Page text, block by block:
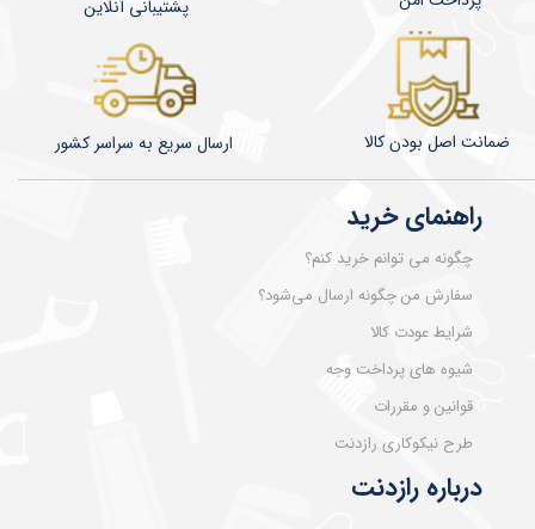
درباره رازدنت
راهنمای خرید
چگونه می توانم خرید کنم؟
سفارش من چگونه ارسال می‌شود؟
شرایط عودت کالا
شیوه های پرداخت وجه
قوانین و مقررات
طرح نیکوکاری رازدنت
​​​​ارسال سریع به سراسر کشور ضمانت اصل بودن کالا
پشتیبانی آنلاین